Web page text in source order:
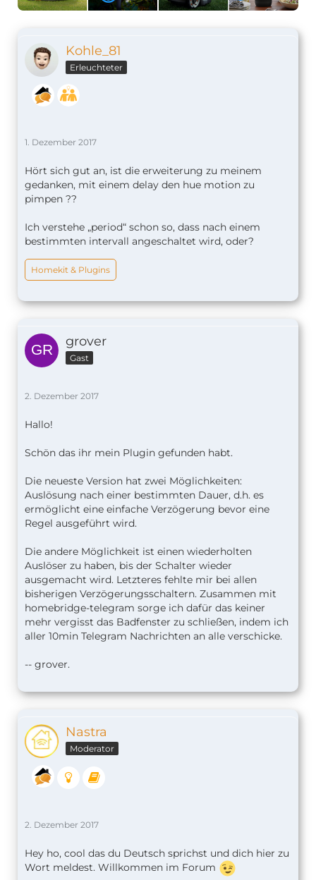
Kohle_81
Erleuchteter
1. Dezember 2017
Hört sich gut an, ist die erweiterung zu meinem
gedanken, mit einem delay den hue motion zu
pimpen ??
Ich verstehe „period“ schon so, dass nach einem
bestimmten intervall angeschaltet wird, oder?
Homekit & Plugins
grover
Gast
2. Dezember 2017
Hallo!
Schön das ihr mein Plugin gefunden habt.
Die neueste Version hat zwei Möglichkeiten:
Auslösung nach einer bestimmten Dauer, d.h. es
ermöglicht eine einfache Verzögerung bevor eine
Regel ausgeführt wird.
Die andere Möglichkeit ist einen wiederholten
Auslöser zu haben, bis der Schalter wieder
ausgemacht wird. Letzteres fehlte mir bei allen
bisherigen Verzögerungsschaltern. Zusammen mit
homebridge-telegram sorge ich dafür das keiner
mehr vergisst das Badfenster zu schließen, indem ich
aller 10min Telegram Nachrichten an alle verschicke.
-- grover.
Nastra
Moderator
2. Dezember 2017
Hey ho, cool das du Deutsch sprichst und dich hier zu
Wort meldest. Willkommen im Forum